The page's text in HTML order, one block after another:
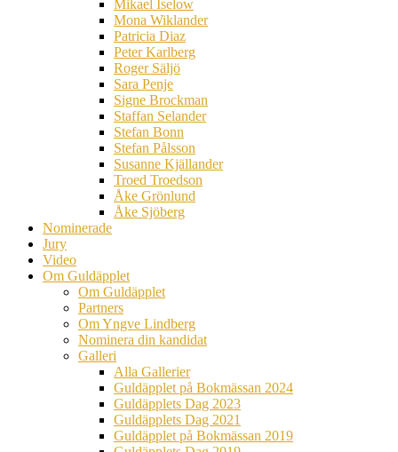
Mikael Iselow
Mona Wiklander
Patricia Diaz
Peter Karlberg
Roger Säljö
Sara Penje
Signe Brockman
Staffan Selander
Stefan Bonn
Stefan Pålsson
Susanne Kjällander
Troed Troedson
Åke Grönlund
Åke Sjöberg
Nominerade
Jury
Video
Om Guldäpplet
Om Guldäpplet
Partners
Om Yngve Lindberg
Nominera din kandidat
Galleri
Alla Gallerier
Guldäpplet på Bokmässan 2024
Guldäpplets Dag 2023
Guldäpplets Dag 2021
Guldäpplet på Bokmässan 2019